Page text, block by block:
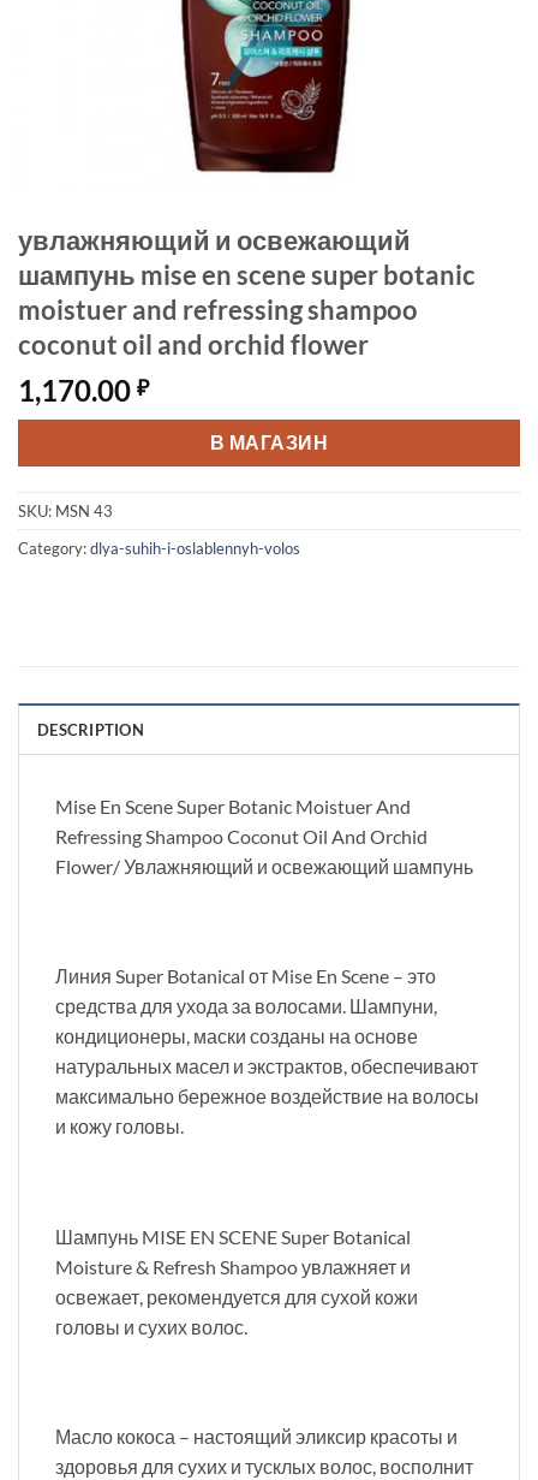
увлажняющий и освежающий
шампунь mise en scene super botanic
moistuer and refressing shampoo
coconut oil and orchid flower
1,170.00 ₽
В МАГАЗИН
SKU: MSN 43
Category:dlya-suhih-i-oslablennyh-volos
DESCRIPTION
Mise En Scene Super Botanic Moistuer And
Refressing Shampoo Coconut Oil And Orchid
Flower/ Увлажняющий и освежающий шампунь
Линия Super Botanical от Mise En Scene – это
средства для ухода за волосами. Шампуни,
кондиционеры, маски созданы на основе
натуральных масел и экстрактов, обеспечивают
максимально бережное воздействие на волосы
и кожу головы.
Шампунь MISE EN SCENE Super Botanical
Moisture & Refresh Shampoo увлажняет и
освежает, рекомендуется для сухой кожи
головы и сухих волос.
Масло кокоса – настоящий эликсир красоты и
здоровья для сухих и тусклых волос, восполнит